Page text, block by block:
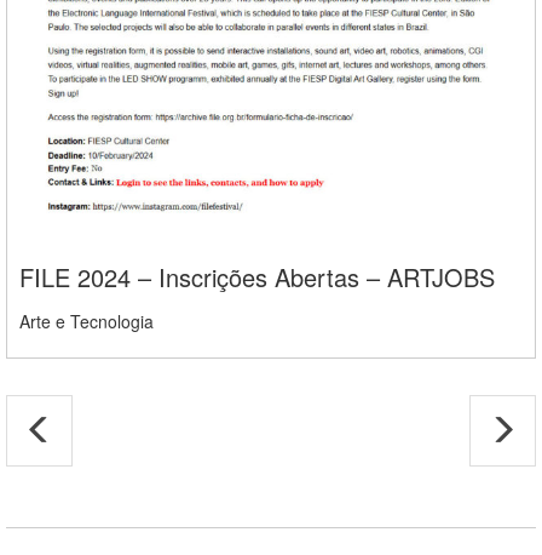
FILE 2024 – Inscrições Abertas – ARTJOBS
Arte e Tecnologia